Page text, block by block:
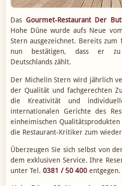
Das Gourmet-Restaurant Der
Hohe Düne wurde aufs Neue
Stern ausgezeichnet. Bereits
nun bestätigen, dass er zu
Deutschlands zählt.
Der Michelin Stern wird jährlich
der Qualität und fachgerechten
die Kreativität und
internationalen Gerichte des
einheimischen
die Restaurant-Kritiker zum
Überzeugen Sie sich selbst von
dem exklusiven Service. Ihre
unter Tel. 0381 / 50 400 entgegen.